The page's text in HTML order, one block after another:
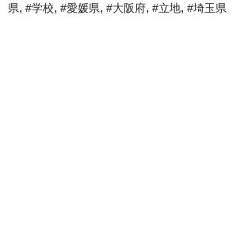
県, #学校, #愛媛県, #大阪府, #立地, #埼玉県